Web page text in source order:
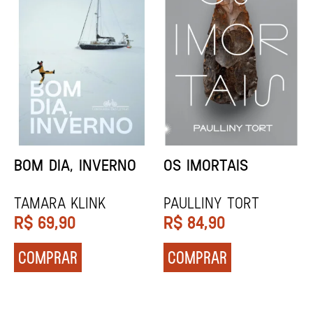
ORIXÁS
REGINALDO PRANDI
R$ 79,90
COMPRAR
ORAÇÃO PARA
Socorro Acioli
R$ 74,90
COMPRAR